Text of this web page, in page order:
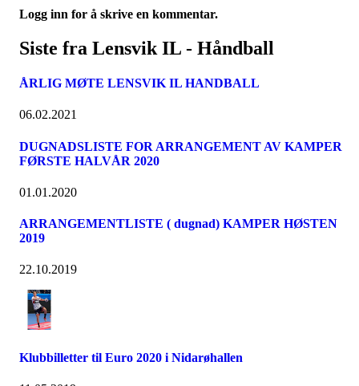
Logg inn for å skrive en kommentar.
Siste fra Lensvik IL - Håndball
ÅRLIG MØTE LENSVIK IL HANDBALL
06.02.2021
DUGNADSLISTE FOR ARRANGEMENT AV KAMPER
FØRSTE HALVÅR 2020
01.01.2020
ARRANGEMENTLISTE ( dugnad) KAMPER HØSTEN
2019
22.10.2019
Klubbilletter til Euro 2020 i Nidarøhallen